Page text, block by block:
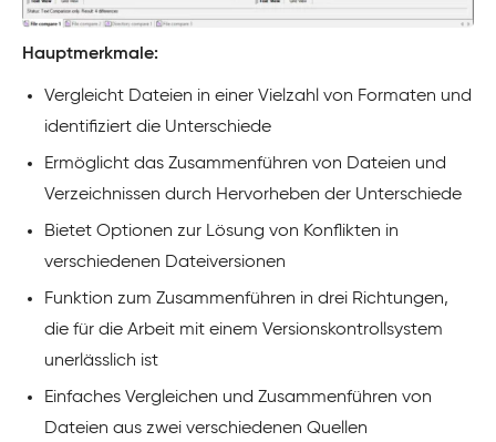
Hauptmerkmale:
Vergleicht Dateien in einer Vielzahl von Formaten und
identifiziert die Unterschiede
Ermöglicht das Zusammenführen von Dateien und
Verzeichnissen durch Hervorheben der Unterschiede
Bietet Optionen zur Lösung von Konflikten in
verschiedenen Dateiversionen
Funktion zum Zusammenführen in drei Richtungen,
die für die Arbeit mit einem Versionskontrollsystem
unerlässlich ist
Einfaches Vergleichen und Zusammenführen von
Dateien aus zwei verschiedenen Quellen